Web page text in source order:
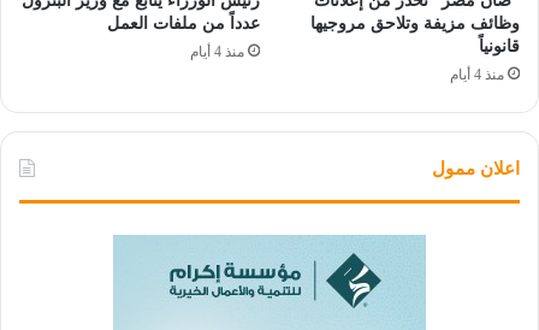
وظائف مزيفة وتلاحق مروجيها
قانونياً
منذ 4 أيام
عدداً من ملفات العمل
منذ 4 أيام
اعلان ممول